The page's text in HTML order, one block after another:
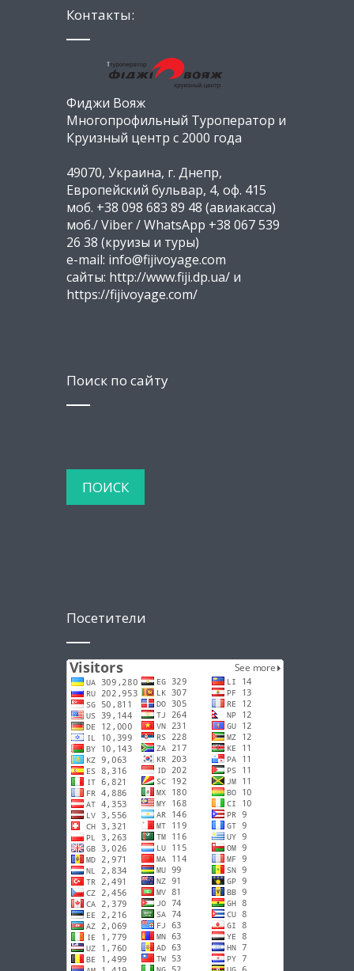
Контакты:
Фиджи Вояж
Многопрофильный Туроператор и
Круизный центр с 2000 года
49070, Украина, г. Днепр,
Европейский бульвар, 4, оф. 415
моб. +38 098 683 89 48 (авиакасса)
моб./ Viber / WhatsApp +38 067 539
26 38 (круизы и туры)
e-mail: info@fijivoyage.com
сайты: http://www.fiji.dp.ua/ и
https://fijivoyage.com/
Поиск по сайту
Посетители